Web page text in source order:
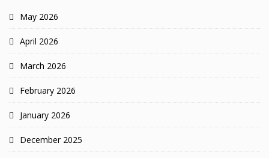
May 2026
April 2026
March 2026
February 2026
January 2026
December 2025